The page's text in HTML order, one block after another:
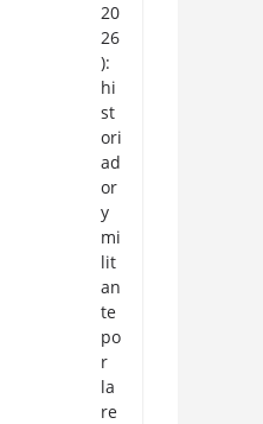
20
26
):
hi
st
ori
ad
or
y
mi
lit
an
te
po
r
la
re